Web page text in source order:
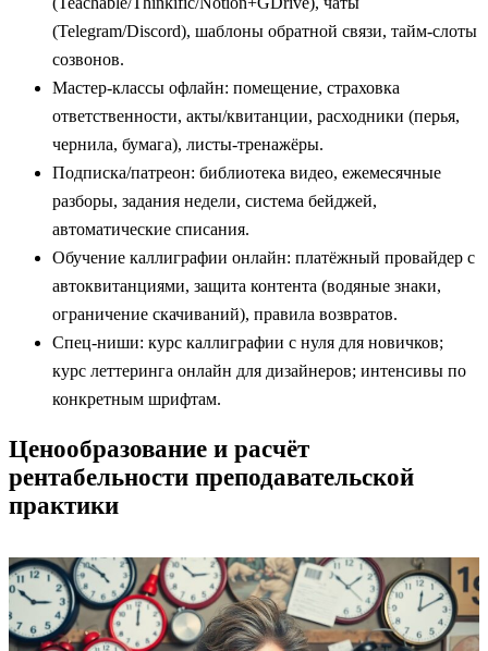
(Telegram/Discord), шаблоны обратной связи, тайм‑слоты
созвонов.
Мастер‑классы офлайн: помещение, страховка
ответственности, акты/квитанции, расходники (перья,
чернила, бумага), листы‑тренажёры.
Подписка/патреон: библиотека видео, ежемесячные
разборы, задания недели, система бейджей,
автоматические списания.
Обучение каллиграфии онлайн: платёжный провайдер с
автоквитанциями, защита контента (водяные знаки,
ограничение скачиваний), правила возвратов.
Спец‑ниши: курс каллиграфии с нуля для новичков;
курс леттеринга онлайн для дизайнеров; интенсивы по
конкретным шрифтам.
Ценообразование и расчёт
рентабельности преподавательской
практики